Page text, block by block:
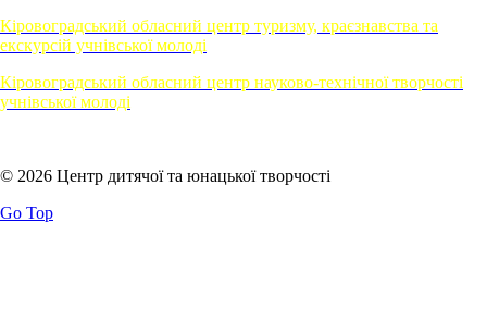
Кіровоградський обласний центр туризму, краєзнавства та
екскурсій учнівської молоді
Кіровоградський обласний центр науково-технічної творчості
учнівської молоді
© 2026 Центр дитячої та юнацької творчості
Go Top